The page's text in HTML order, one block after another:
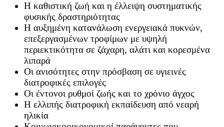
Η καθιστική ζωή και η έλλειψη συστηματικής
φυσικής δραστηριότητας
Η αυξημένη κατανάλωση ενεργειακά πυκνών,
επεξεργασμένων τροφίμων με υψηλή
περιεκτικότητα σε ζάχαρη, αλάτι και κορεσμένα
λιπαρά
Οι ανισότητες στην πρόσβαση σε υγιεινές
διατροφικές επιλογές
Οι έντονοι ρυθμοί ζωής και το χρόνιο άγχος
Η ελλιπής διατροφική εκπαίδευση από νεαρή
ηλικία